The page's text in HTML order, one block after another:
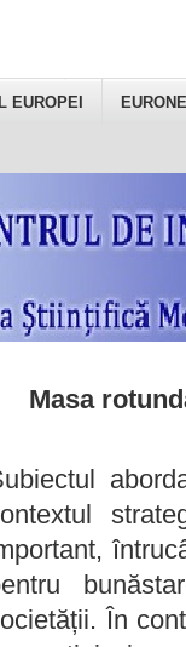
EUROPEI
Masa
În